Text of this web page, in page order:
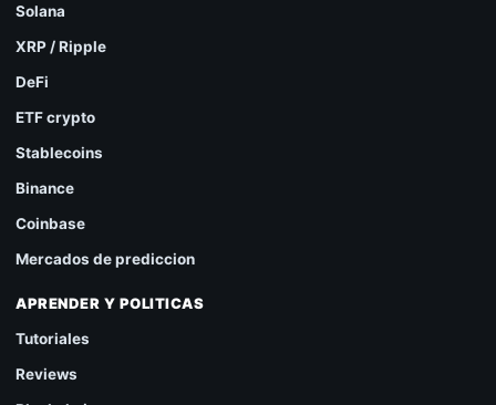
Solana
XRP / Ripple
DeFi
ETF crypto
Stablecoins
Binance
Coinbase
Mercados de prediccion
APRENDER Y POLITICAS
Tutoriales
Reviews